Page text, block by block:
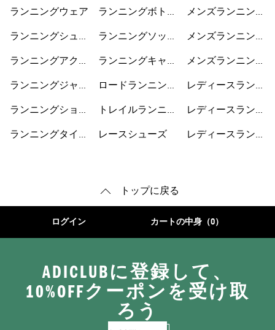
ランニングウェア
ランニングシュー
ランニングアクセ
ランニングジャケ
ランニングショー
ランニングタイ
ランニングボトム
ランニングソック
ランニングキャッ
ロードランニング
トレイルランニン
レースシューズ
メンズランニング
メンズランニング
メンズランニング
レディースランニ
レディースランニ
ツ
レディースランニ
トップに戻る
ログイン カートの中身（0）
ADICLUBに登録して、
10%OFFクーポンを受け取
ろう